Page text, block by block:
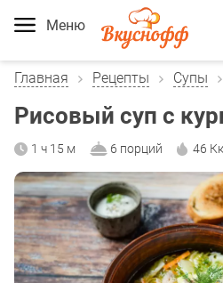
Меню
Главная Рецепты Супы
Рисовый суп с
1 ч 15 м 6 порций 46